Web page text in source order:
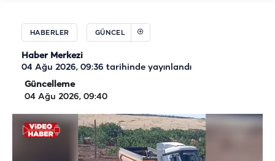
HABERLER GÜNCEL
Haber Merkezi
04 Ağu 2026, 09:36 tarihinde yayınlandı
Güncelleme
04 Ağu 2026, 09:40